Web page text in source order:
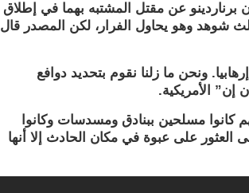
عن مقتل المشتبه بهما في إطلاق
شوهد وهو يحاول الفرار، لكن المصدر قال
ونحن ما زلنا نقوم بتحديد دوافع
الأمريكية.
مسلحين ببنادق ومسدسات وكانوا
على عبوة في مكان الحادث إلا أنها